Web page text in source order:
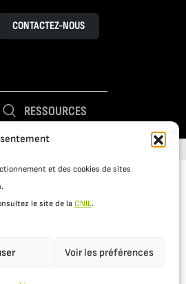
et des cookies de sites
le site de la CNIL.
Voir les préférences
CONTACTEZ-NOUS
RESSOURCES